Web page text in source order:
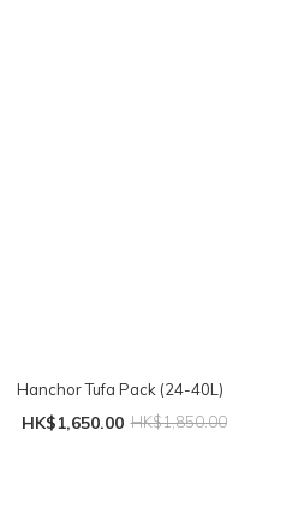
Hanchor Tufa Pack (24-40L)
HK$1,650.00 HK$1,850.00